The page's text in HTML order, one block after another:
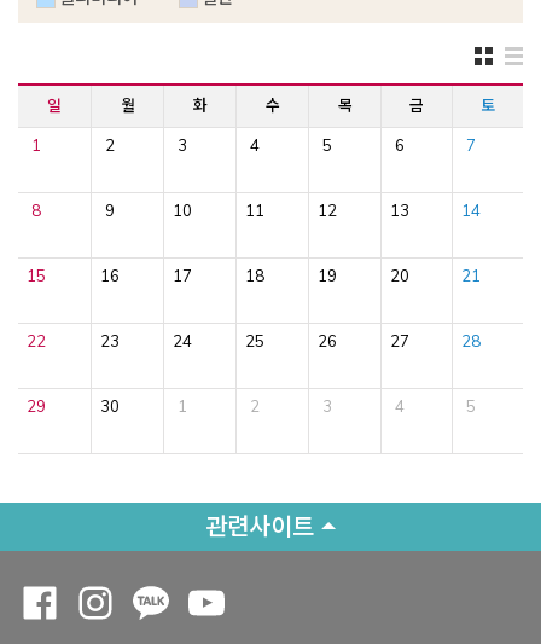
일 월 화 수 목 금 토
1 2 3 4 5 6 7
8 9 10 11 12 13 14
15 16 17 18 19 20 21
22 23 24 25 26 27 28
29 30 1 2 3 4 5
관련사이트
Opens a new window
Opens a new window
Opens a new window